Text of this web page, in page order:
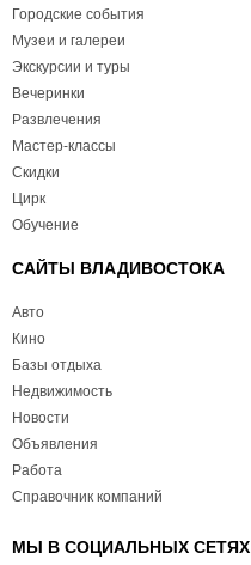
Городские события
Музеи и галереи
Экскурсии и туры
Вечеринки
Развлечения
Мастер-классы
Скидки
Цирк
Обучение
САЙТЫ ВЛАДИВОСТОКА
Авто
Кино
Базы отдыха
Недвижимость
Новости
Объявления
Работа
Справочник компаний
МЫ В СОЦИАЛЬНЫХ СЕТЯХ